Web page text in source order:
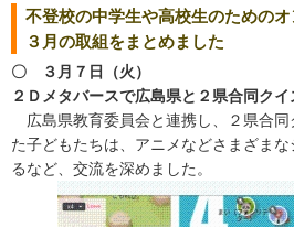
不登校の中学生や高校生のための
３月の取組をまとめました
〇 ３月７日（火）
２Ｄメタバースで広島県と２県合同ク
広島県教育委員会と連携し、２県合
た子どもたちは、アニメなどさまざま
るなど、交流を深めました。